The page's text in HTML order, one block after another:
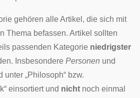
gehören alle Artikel, die sich mit
Thema befassen. Artikel sollten
passenden Kategorie niedrigster
Insbesondere Personen und
unter „Philosoph“ bzw.
einsortiert und nicht noch einmal